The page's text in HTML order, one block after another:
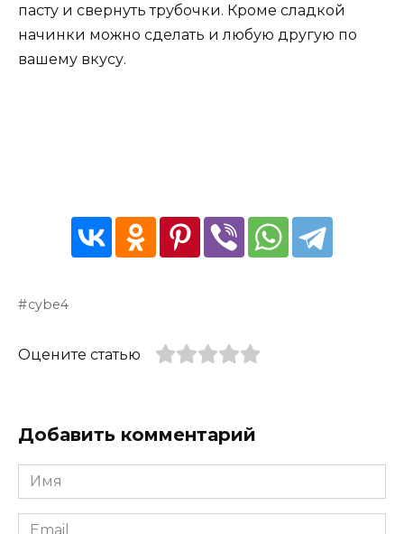
пасту и свернуть трубочки. Кроме сладкой
начинки можно сделать и любую другую по
вашему вкусу.
cybe4
Оцените статью
Добавить комментарий
Имя
*
Email